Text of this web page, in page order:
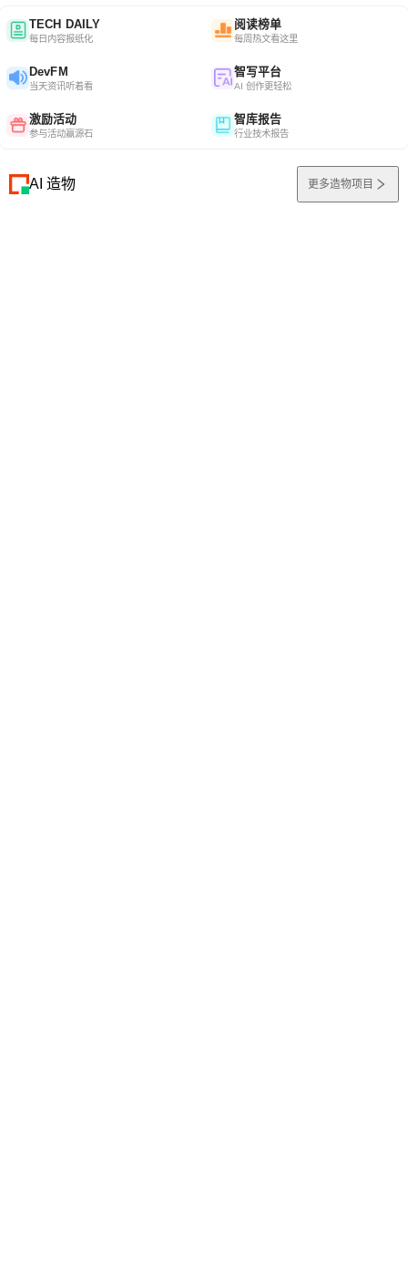
TECH DAILY
每日内容报纸化
阅读榜单
每周热文看这里
DevFM
当天资讯听着看
智写平台
AI 创作更轻松
激励活动
参与活动赢源石
智库报告
行业技术报告
AI 造物 更多造物项目